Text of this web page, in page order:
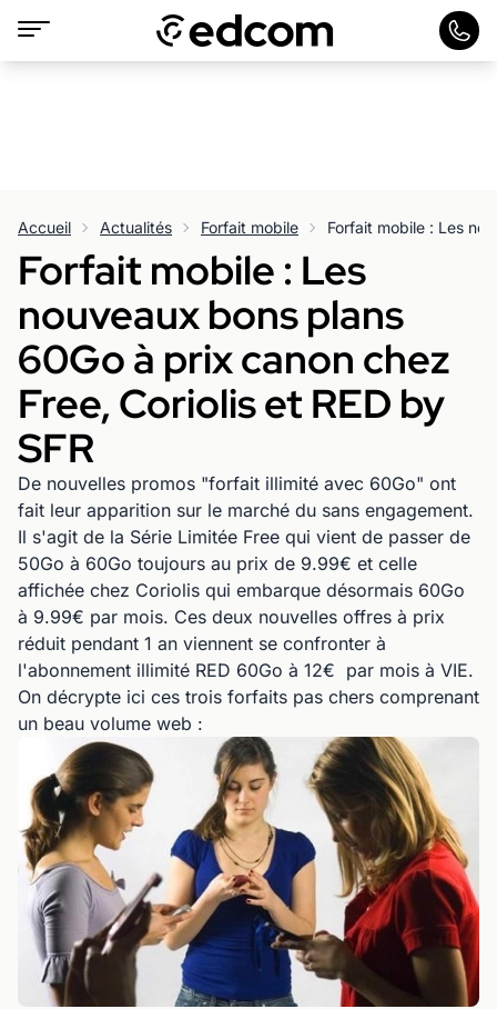
Accueil Actualités Forfait mobile
Forfait mobile : Les
nouveaux bons plans
60Go à prix canon chez
Free, Coriolis et RED by
SFR
De nouvelles promos "forfait illimité avec 60Go" ont
fait leur apparition sur le marché du sans engagement.
Il s'agit de la Série Limitée Free qui vient de passer de
50Go à 60Go toujours au prix de 9.99€ et celle
affichée chez Coriolis qui embarque désormais 60Go
à 9.99€ par mois. Ces deux nouvelles offres à prix
réduit pendant 1 an viennent se confronter à
l'abonnement illimité RED 60Go à 12€ par mois à VIE.
On décrypte ici ces trois forfaits pas chers comprenant
un beau volume web :